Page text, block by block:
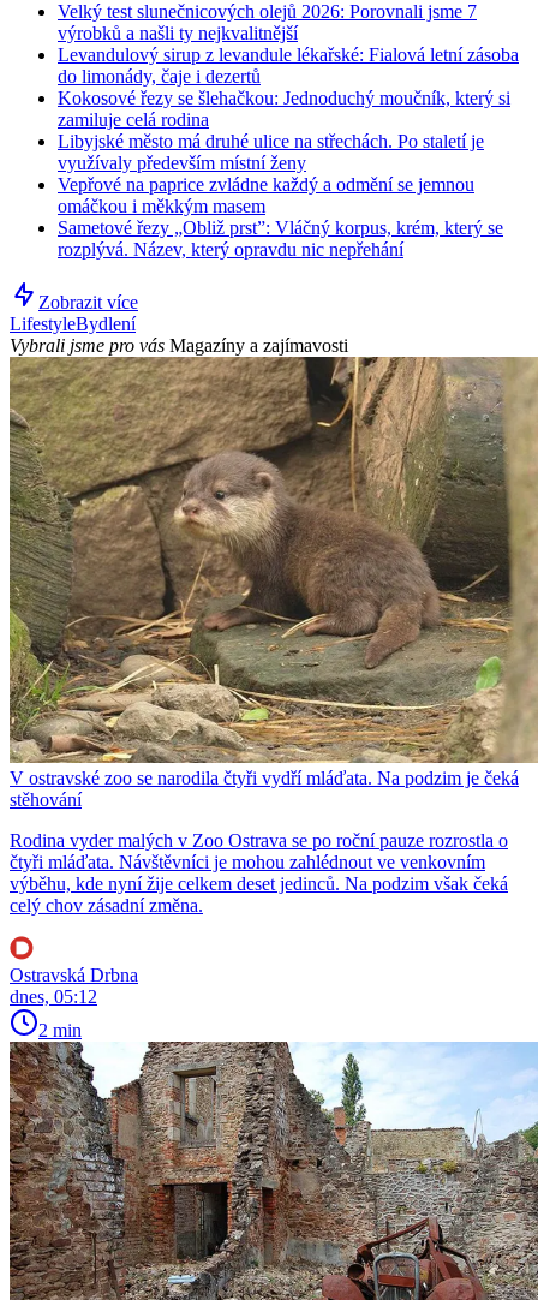
Velký test slunečnicových olejů 2026: Porovnali jsme 7
výrobků a našli ty nejkvalitnější
Levandulový sirup z levandule lékařské: Fialová letní zásoba
do limonády, čaje i dezertů
Kokosové řezy se šlehačkou: Jednoduchý moučník, který si
zamiluje celá rodina
Libyjské město má druhé ulice na střechách. Po staletí je
využívaly především místní ženy
Vepřové na paprice zvládne každý a odmění se jemnou
omáčkou i měkkým masem
Sametové řezy „Obliž prst”: Vláčný korpus, krém, který se
rozplývá. Název, který opravdu nic nepřehání
Zobrazit více
LifestyleBydlení
Vybrali jsme pro vás Magazíny a zajímavosti
V ostravské zoo se narodila čtyři vydří mláďata. Na podzim je čeká
stěhování
Rodina vyder malých v Zoo Ostrava se po roční pauze rozrostla o
čtyři mláďata. Návštěvníci je mohou zahlédnout ve venkovním
výběhu, kde nyní žije celkem deset jedinců. Na podzim však čeká
celý chov zásadní změna.
Ostravská Drbna
dnes, 05:12
2 min